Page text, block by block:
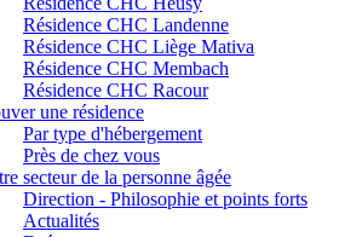
Résidence CHC Landenne
Résidence CHC Liège Mativa
Résidence CHC Membach
Résidence CHC Racour
une résidence
Par type d'hébergement
Près de chez vous
secteur de la personne âgée
Direction - Philosophie et points forts
Actualités